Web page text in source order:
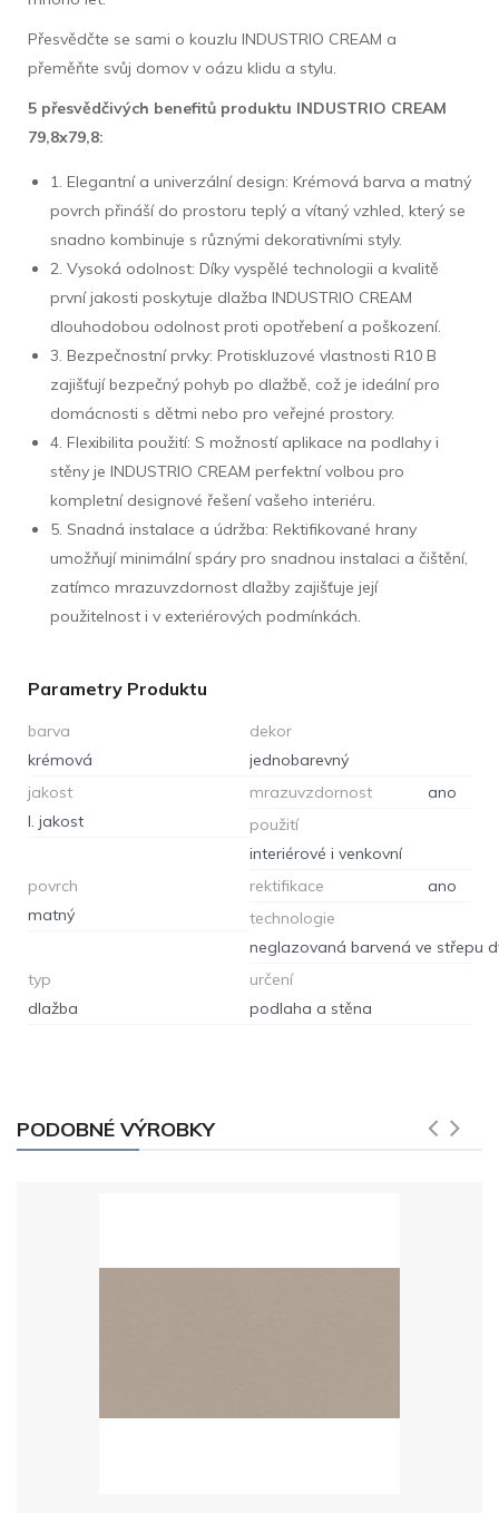
Přesvědčte se sami o kouzlu INDUSTRIO CREAM a
přeměňte svůj domov v oázu klidu a stylu.
5 přesvědčivých benefitů produktu INDUSTRIO CREAM
79,8x79,8:
1. Elegantní a univerzální design: Krémová barva a matný
povrch přináší do prostoru teplý a vítaný vzhled, který se
snadno kombinuje s různými dekorativními styly.
2. Vysoká odolnost: Díky vyspělé technologii a kvalitě
první jakosti poskytuje dlažba INDUSTRIO CREAM
dlouhodobou odolnost proti opotřebení a poškození.
3. Bezpečnostní prvky: Protiskluzové vlastnosti R10 B
zajišťují bezpečný pohyb po dlažbě, což je ideální pro
domácnosti s dětmi nebo pro veřejné prostory.
4. Flexibilita použití: S možností aplikace na podlahy i
stěny je INDUSTRIO CREAM perfektní volbou pro
kompletní designové řešení vašeho interiéru.
5. Snadná instalace a údržba: Rektifikované hrany
umožňují minimální spáry pro snadnou instalaci a čištění,
zatímco mrazuvzdornost dlažby zajišťuje její
použitelnost i v exteriérových podmínkách.
Parametry Produktu
barva
krémová
dekor
jednobarevný
jakost
I. jakost
mrazuvzdornost
ano
použití
interiérové i venkovní
povrch
matný
rektifikace
ano
technologie
typ
dlažba
určení
podlaha a stěna
PODOBNÉ VÝROBKY